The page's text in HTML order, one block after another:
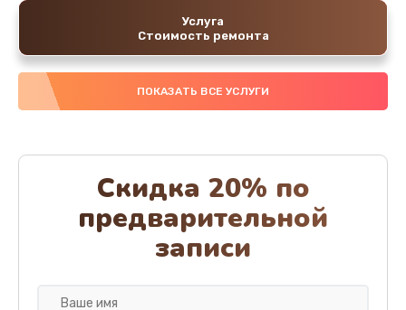
Услуга
Стоимость ремонта
ПОКАЗАТЬ ВСЕ УСЛУГИ
Скидка 20% по
предварительной
записи